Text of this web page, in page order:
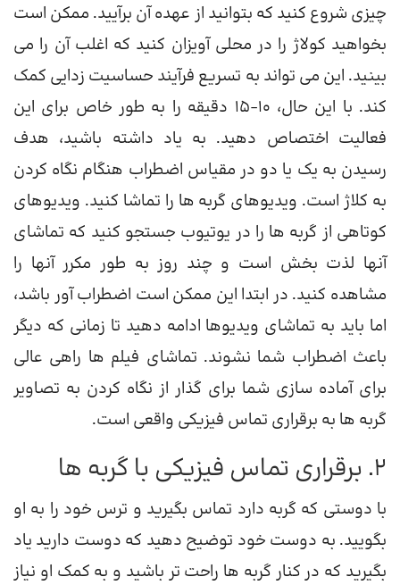
چیزی شروع کنید که بتوانید از عهده آن برآیید. ممکن است
بخواهید کولاژ را در محلی آویزان کنید که اغلب آن را می
بینید. این می تواند به تسریع فرآیند حساسیت زدایی کمک
کند. با این حال، 10-15 دقیقه را به طور خاص برای این
فعالیت اختصاص دهید. به یاد داشته باشید، هدف
رسیدن به یک یا دو در مقیاس اضطراب هنگام نگاه کردن
به کلاژ است. ویدیوهای گربه ها را تماشا کنید. ویدیوهای
کوتاهی از گربه ها را در یوتیوب جستجو کنید که تماشای
آنها لذت بخش است و چند روز به طور مکرر آنها را
مشاهده کنید. در ابتدا این ممکن است اضطراب آور باشد،
اما باید به تماشای ویدیوها ادامه دهید تا زمانی که دیگر
باعث اضطراب شما نشوند. تماشای فیلم ها راهی عالی
برای آماده سازی شما برای گذار از نگاه کردن به تصاویر
گربه ها به برقراری تماس فیزیکی واقعی است.
2. برقراری تماس فیزیکی با گربه ها
با دوستی که گربه دارد تماس بگیرید و ترس خود را به او
بگویید. به دوست خود توضیح دهید که دوست دارید یاد
بگیرید که در کنار گربه ها راحت تر باشید و به کمک او نیاز